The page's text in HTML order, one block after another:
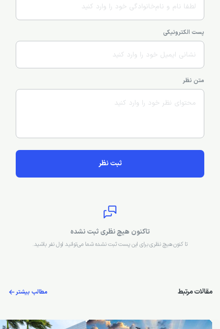
پست الکترونیکی
متن نظر
ثبت نظر
تاکنون هیچ نظری ثبت نشده
تا کنون هیچ نظری برای این پست ثبت نشده شما می‌توانید اول نفر باشید.
مقالات مرتبط مطالب بیشتر